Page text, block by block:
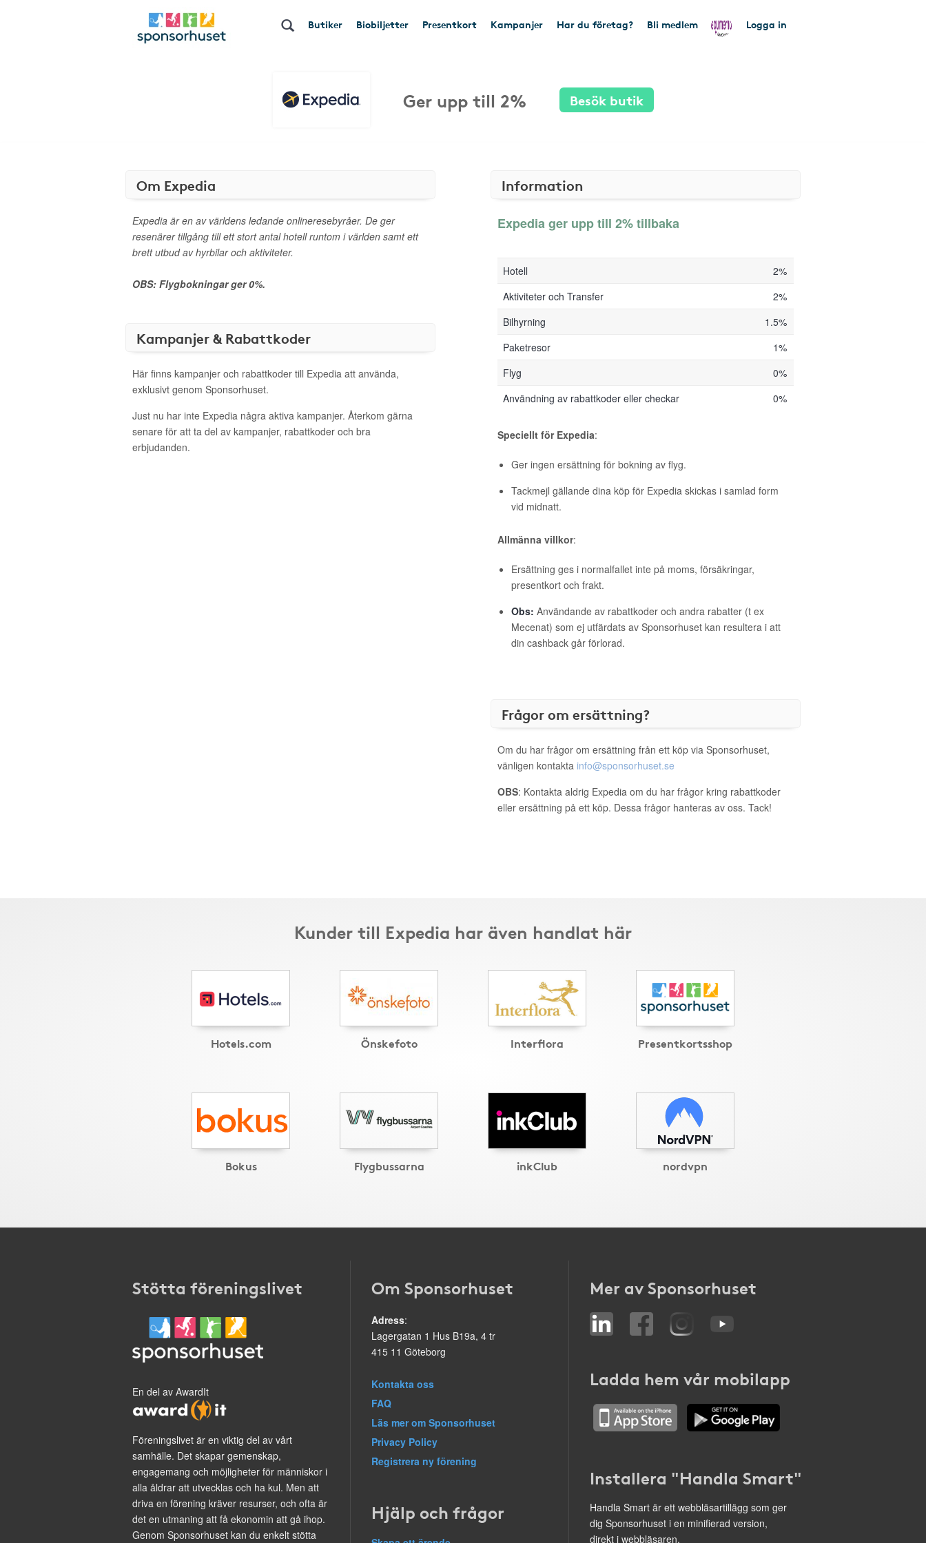
Butiker Biobiljetter Presentkort Kampanjer Har du företag? Bli medlem Logga in
Ger upp till 2% Besök butik
Om Expedia
Expedia är en av världens ledande onlineresebyråer. De ger
resenärer tillgång till ett stort antal hotell runtom i världen samt ett
brett utbud av hyrbilar och aktiviteter.
OBS: Flygbokningar ger 0%.
Kampanjer & Rabattkoder
Här finns kampanjer och rabattkoder till Expedia att använda,
exklusivt genom Sponsorhuset.
Just nu har inte Expedia några aktiva kampanjer. Återkom gärna
senare för att ta del av kampanjer, rabattkoder och bra
erbjudanden.
Information
Expedia ger upp till 2% tillbaka
Hotell
2%
Aktiviteter och Transfer
2%
Bilhyrning
1.5%
Paketresor
1%
Flyg
0%
Användning av rabattkoder eller checkar
0%
Speciellt för Expedia:
Ger ingen ersättning för bokning av flyg.
Tackmejl gällande dina köp för Expedia skickas i samlad form
vid midnatt.
Allmänna villkor:
Ersättning ges i normalfallet inte på moms, försäkringar,
presentkort och frakt.
Obs: Användande av rabattkoder och andra rabatter (t ex
Mecenat) som ej utfärdats av Sponsorhuset kan resultera i att
din cashback går förlorad.
Frågor om ersättning?
Om du har frågor om ersättning från ett köp via Sponsorhuset,
vänligen kontakta info@sponsorhuset.se
OBS: Kontakta aldrig Expedia om du har frågor kring rabattkoder
eller ersättning på ett köp. Dessa frågor hanteras av oss. Tack!
Kunder till Expedia har även handlat här
Hotels.com Önskefoto Interflora Presentkortsshop
Bokus Flygbussarna inkClub nordvpn
Stötta föreningslivet
En del av AwardIt
Föreningslivet är en viktig del av vårt
samhälle. Det skapar gemenskap,
engagemang och möjligheter för människor i
alla åldrar att utvecklas och ha kul. Men att
driva en förening kräver resurser, och ofta är
det en utmaning att få ekonomin att gå ihop.
Genom Sponsorhuset kan du enkelt stötta
Om Sponsorhuset
Adress:
Lagergatan 1 Hus B19a, 4 tr
415 11 Göteborg
Kontakta oss
FAQ
Läs mer om Sponsorhuset
Privacy Policy
Registrera ny förening
Hjälp och frågor
Mer av Sponsorhuset
Ladda hem vår mobilapp
Installera "Handla Smart"
Handla Smart är ett webbläsartillägg som ger
dig Sponsorhuset i en minifierad version,
direkt i webbläsaren.